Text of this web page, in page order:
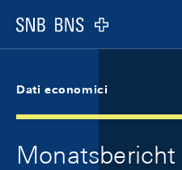
Logo
Dati economici